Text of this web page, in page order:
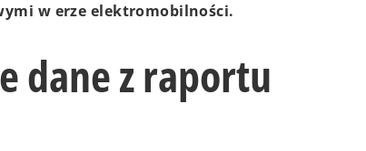
w erze elektromobilności.
dane z raportu